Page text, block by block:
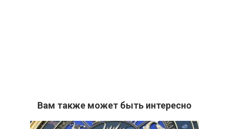
Вам также может быть интересно